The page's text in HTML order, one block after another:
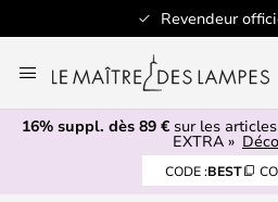
Revendeur
au
contenu
16% suppl. dès 89 € sur les
EXTRA »
CODE :BEST